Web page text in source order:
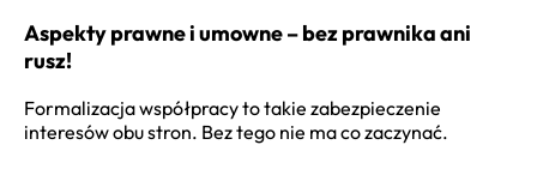
Aspekty prawne i umowne – bez prawnika ani
rusz!
Formalizacja współpracy to takie zabezpieczenie
interesów obu stron. Bez tego nie ma co zaczynać.